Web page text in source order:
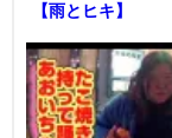
【雨とヒキ】